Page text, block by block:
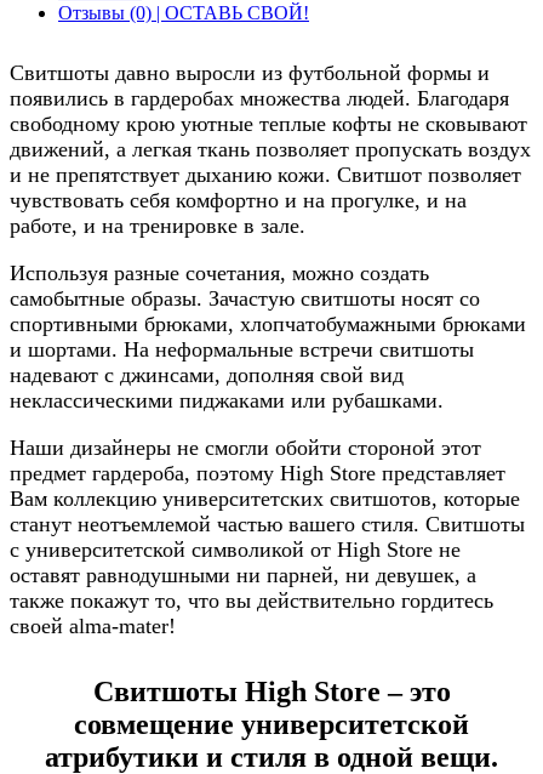
Отзывы (0) | ОСТАВЬ СВОЙ!
Свитшоты давно выросли из футбольной формы и
появились в гардеробах множества людей. Благодаря
свободному крою уютные теплые кофты не сковывают
движений, а легкая ткань позволяет пропускать воздух
и не препятствует дыханию кожи. Свитшот позволяет
чувствовать себя комфортно и на прогулке, и на
работе, и на тренировке в зале.
Используя разные сочетания, можно создать
самобытные образы. Зачастую свитшоты носят со
спортивными брюками, хлопчатобумажными брюками
и шортами. На неформальные встречи свитшоты
надевают с джинсами, дополняя свой вид
неклассическими пиджаками или рубашками.
Наши дизайнеры не смогли обойти стороной этот
предмет гардероба, поэтому High Store представляет
Вам коллекцию университетских свитшотов, которые
станут неотъемлемой частью вашего стиля. Свитшоты
с университетской символикой от High Store не
оставят равнодушными ни парней, ни девушек, а
также покажут то, что вы действительно гордитесь
своей alma-mater!
Свитшоты High Store – это
совмещение университетской
атрибутики и стиля в одной вещи.